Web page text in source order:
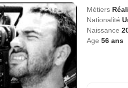
Métiers
Nationalité
Naissance
Age 56ans